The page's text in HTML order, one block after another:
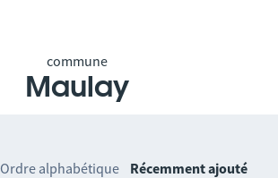
commune
Maulay
Ordre alphabétique Récemment ajouté